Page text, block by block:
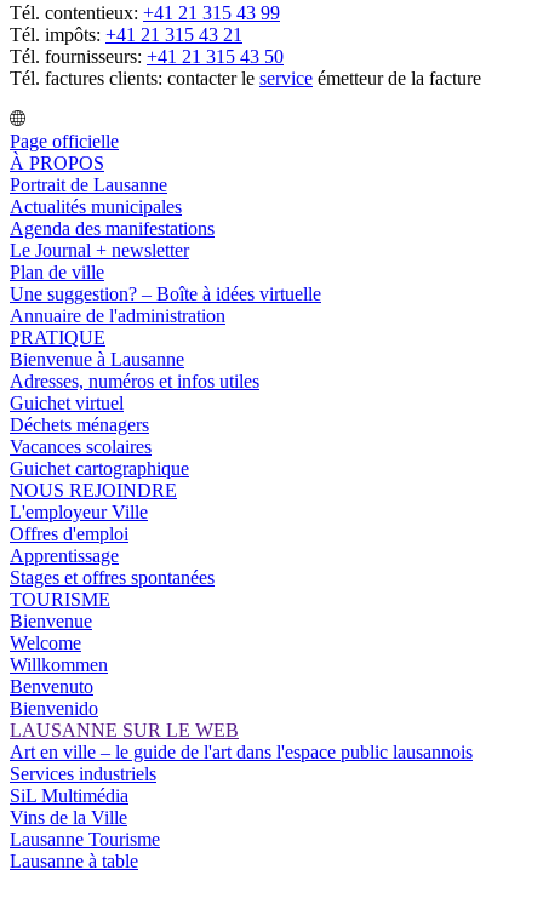
Tél. contentieux: +41 21 315 43 99
Tél. impôts: +41 21 315 43 21
Tél. fournisseurs: +41 21 315 43 50
Tél. factures clients: contacter le service émetteur de la facture
Page officielle
À PROPOS
Portrait de Lausanne
Actualités municipales
Agenda des manifestations
Le Journal + newsletter
Plan de ville
Une suggestion? – Boîte à idées virtuelle
Annuaire de l'administration
PRATIQUE
Bienvenue à Lausanne
Adresses, numéros et infos utiles
Guichet virtuel
Déchets ménagers
Vacances scolaires
Guichet cartographique
NOUS REJOINDRE
L'employeur Ville
Offres d'emploi
Apprentissage
Stages et offres spontanées
TOURISME
Bienvenue
Welcome
Willkommen
Benvenuto
Bienvenido
LAUSANNE SUR LE WEB
Art en ville – le guide de l'art dans l'espace public lausannois
Services industriels
SiL Multimédia
Vins de la Ville
Lausanne Tourisme
Lausanne à table